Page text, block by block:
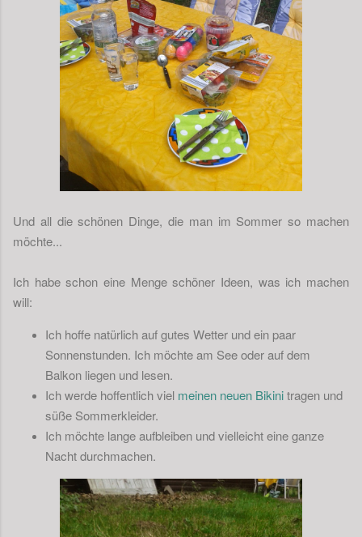
Und all die schönen Dinge, die man im Sommer so machen
möchte...
Ich habe schon eine Menge schöner Ideen, was ich machen
will:
Ich hoffe natürlich auf gutes Wetter und ein paar
Sonnenstunden. Ich möchte am See oder auf dem
Balkon liegen und lesen.
Ich werde hoffentlich viel meinen neuen Bikinitragen und
süße Sommerkleider.
Ich möchte lange aufbleiben und vielleicht eine ganze
Nacht durchmachen.